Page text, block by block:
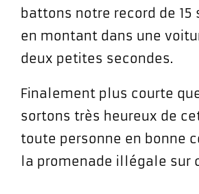
battons notre record de
en montant dans une
deux petites secondes.
Finalement plus courte
sortons très heureux de
toute personne en bonne
la promenade illégale